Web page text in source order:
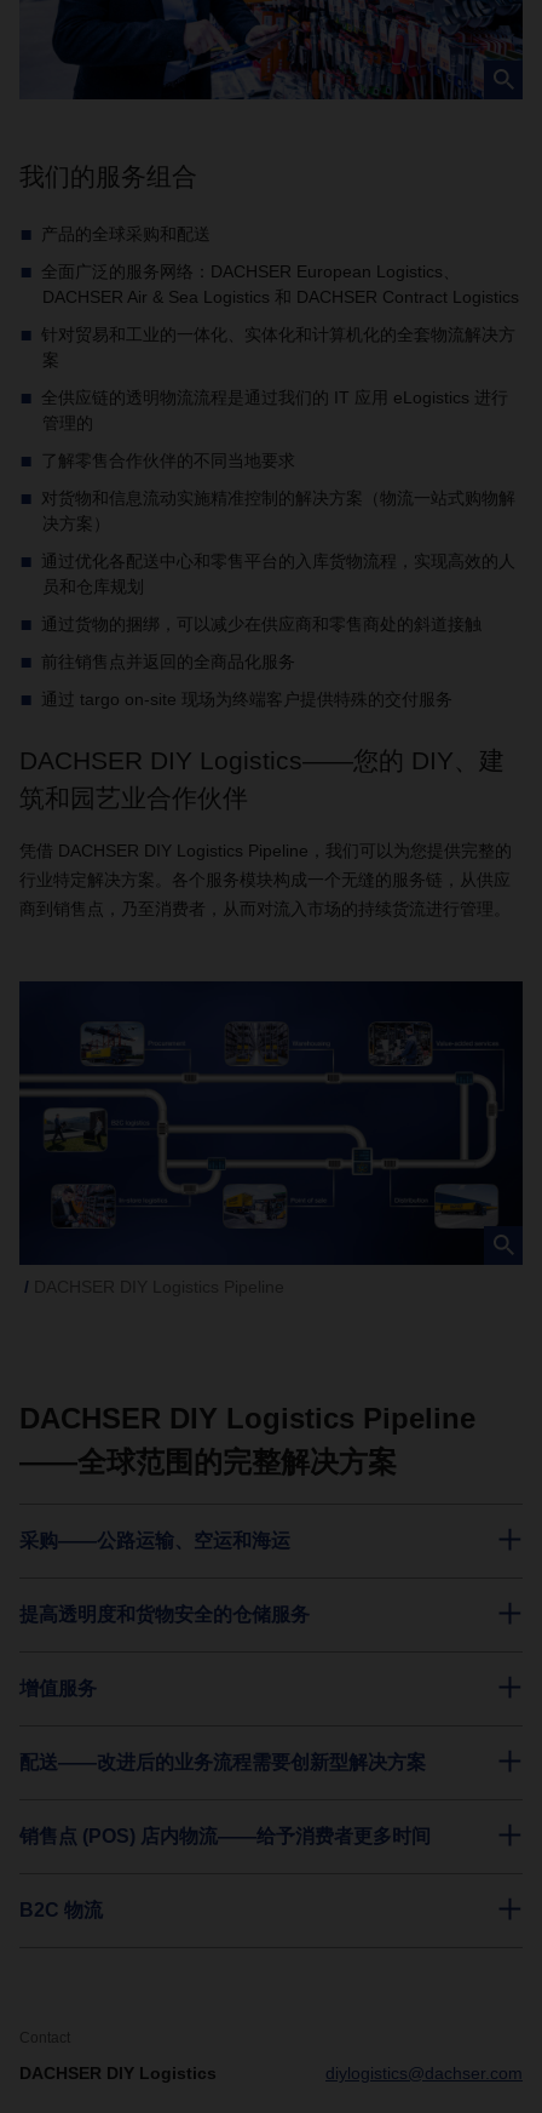
我们的服务组合
产品的全球采购和配送
全面广泛的服务网络：DACHSER European Logistics、
DACHSER Air & Sea Logistics 和 DACHSER Contract Logistics
针对贸易和工业的一体化、实体化和计算机化的全套物流解决方
案
全供应链的透明物流流程是通过我们的 IT 应用 eLogistics 进行
管理的
了解零售合作伙伴的不同当地要求
对货物和信息流动实施精准控制的解决方案（物流一站式购物解
决方案）
通过优化各配送中心和零售平台的入库货物流程，实现高效的人
员和仓库规划
通过货物的捆绑，可以减少在供应商和零售商处的斜道接触
前往销售点并返回的全商品化服务
通过 targo on-site 现场为终端客户提供特殊的交付服务
DACHSER DIY Logistics——您的 DIY、建
筑和园艺业合作伙伴
凭借 DACHSER DIY Logistics Pipeline ，我们可以为您提供完整的
行业特定解决方案。各个服务模块构成一个无缝的服务链，从供应
商到销售点，乃至消费者，从而对流入市场的持续货流进行管理。
DACHSER DIY Logistics Pipeline
——全球范围的完整解决方案
采购——公路运输、空运和海运
提高透明度和货物安全的仓储服务
增值服务
配送——改进后的业务流程需要创新型解决方案
销售点 (POS) 店内物流——给予消费者更多时间
B2C 物流
Contact
DACHSER DIY Logistics diylogistics@dachser.com